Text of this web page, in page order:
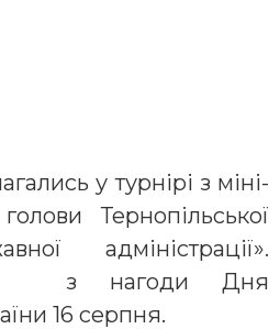
у турнірі з міні-
Тернопільської
адміністрації».
з нагоди Дня
16 серпня.